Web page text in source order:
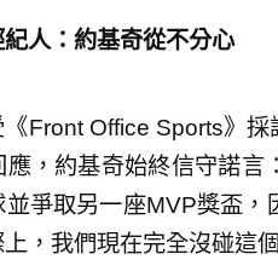
人：約基奇從不分心
Front Office Sports》
，約基奇始終信守諾
爭取另一座MVP獎盃
，我們現在完全沒碰這個